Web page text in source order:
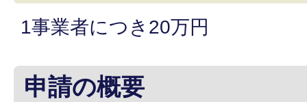
1事業者につき20万円
申請の概要